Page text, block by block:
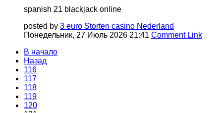
spanish 21 blackjack online
posted by 3 euro Storten casino Nederland
Понедельник, 27 Июль 2026 21:41 Comment Link
В начало
Назад
116
117
118
119
120